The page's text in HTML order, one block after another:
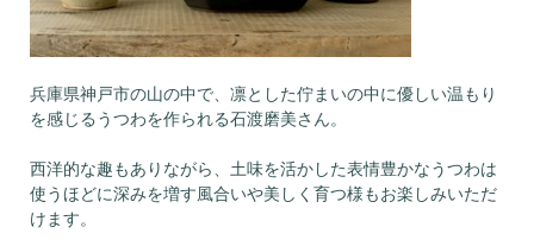
兵庫県神戸市の山の中で、凛とした佇まいの中に優しい温もり
を感じるうつわを作られる石渡磨美さん。
西洋的な趣もありながら、土味を活かした表情豊かなうつわは
使うほどに深みを増す風合いや美しく育つ様もお楽しみいただ
けます。